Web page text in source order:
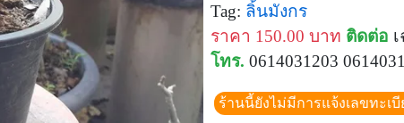
Tag: ลิ้นมังกร
ราคา 150.00 บาท ติดต่อ
โทร. 0614031203
ร้านนี้ยังไม่มีการแจ้งเลขทะเ